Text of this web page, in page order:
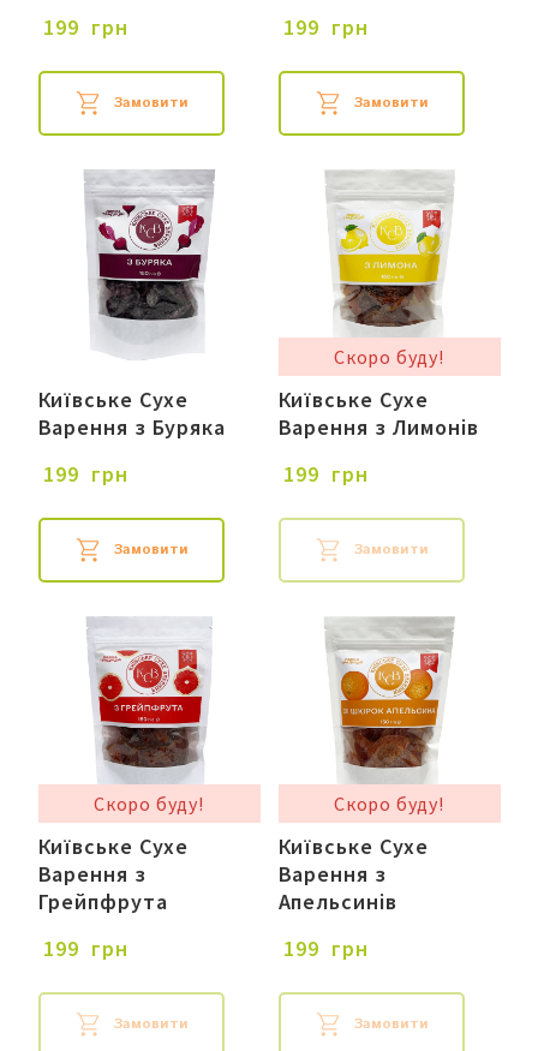
199  грн
Замовити
199  грн
Замовити
Київське Сухе
Варення з Буряка
199  грн
Замовити
Скоро буду!
Київське Сухе
Варення з Лимонів
199  грн
Замовити
Скоро буду!
Київське Сухе
Варення з
Грейпфрута
199  грн
Замовити
Скоро буду!
Київське Сухе
Варення з
Апельсинів
199  грн
Замовити